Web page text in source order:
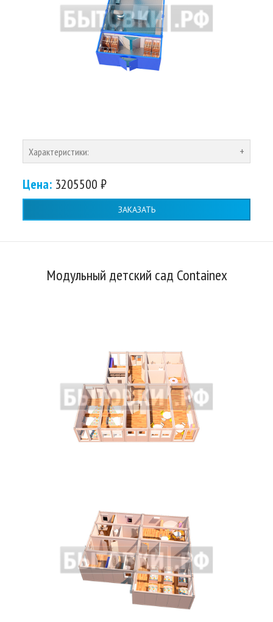
Характеристики:
Цена: 3205500 ₽
ЗАКАЗАТЬ
Модульный детский сад Containex